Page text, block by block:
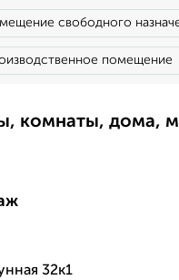
свободного
помещение
комнаты, дома,
32к1